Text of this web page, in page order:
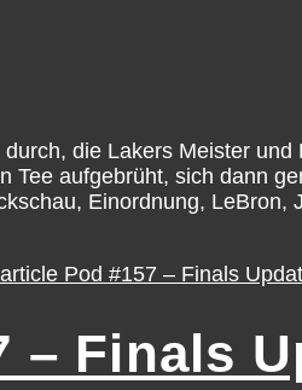
die Lakers Meister
Tee aufgebrüht, sich dann
Einordnung,
– Finals